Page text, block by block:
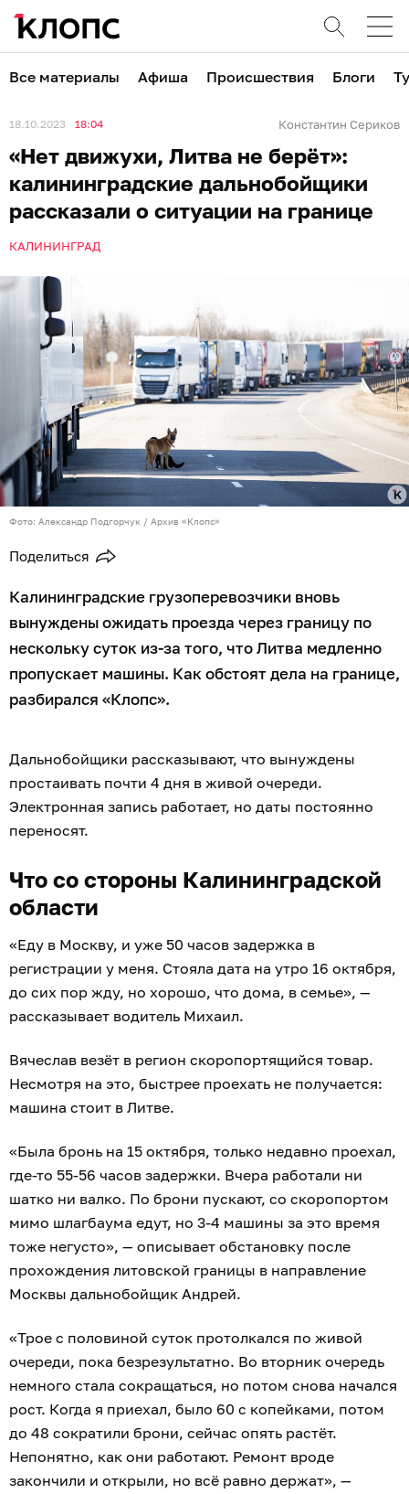
Все материалы Афиша Происшествия Блоги
18.10.2023 18:04 Константин Сериков
«Нет движухи, Литва не берёт»:
калининградские дальнобойщики
рассказали о ситуации на границе
КАЛИНИНГРАД
Фото: Александр Подгорчук / Архив «Клопс»
Поделиться
Калининградские грузоперевозчики вновь
вынуждены ожидать проезда через границу по
нескольку суток из-за того, что Литва медленно
пропускает машины. Как обстоят дела на границе,
разбирался «Клопс».
Дальнобойщики рассказывают, что вынуждены
простаивать почти 4 дня в живой очереди.
Электронная запись работает, но даты постоянно
переносят.
Что со стороны Калининградской
области
«Еду в Москву, и уже 50 часов задержка в
регистрации у меня. Стояла дата на утро 16 октября,
до сих пор жду, но хорошо, что дома, в семье», —
рассказывает водитель Михаил.
Вячеслав везёт в регион скоропортящийся товар.
Несмотря на это, быстрее проехать не получается:
машина стоит в Литве.
«Была бронь на 15 октября, только недавно проехал,
где-то 55-56 часов задержки. Вчера работали ни
шатко ни валко. По брони пускают, со скоропортом
мимо шлагбаума едут, но 3-4 машины за это время
тоже негусто», — описывает обстановку после
прохождения литовской границы в направление
Москвы дальнобойщик Андрей.
«Трое с половиной суток протолкался по живой
очереди, пока безрезультатно. Во вторник очередь
немного стала сокращаться, но потом снова начался
рост. Когда я приехал, было 60 с копейками, потом
до 48 сократили брони, сейчас опять растёт.
Непонятно, как они работают. Ремонт вроде
закончили и открыли, но всё равно держат», —